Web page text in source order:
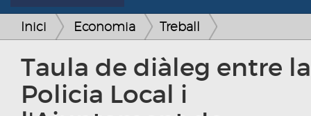
Inici Economia Treball
Taula de diàleg entre la
Policia Local i